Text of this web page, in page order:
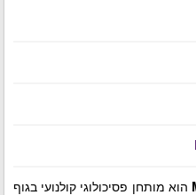
תאריך השקה : 10.06.25 Mind’s Eye הוא מותחן פסיכולוגי קולנועי בגוף